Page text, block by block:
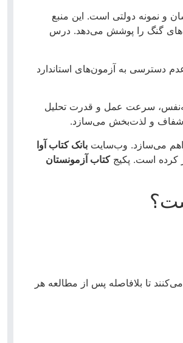
و نمونه دولتی است. این منبع
گنگ را پوشش می‌دهد. درس
دسترسی به آزمون‌های استاندارد
سرعت عمل و قدرت تحلیل
شفاف و لذت‌بخش می‌سازد.
می‌سازد. وب‌سایت بانک کتاب آوا
کرده است. پکیجکتاب آزمونستان
تا بلافاصله پس از مطالعه هر